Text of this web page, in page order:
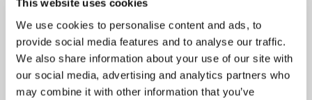
This website uses cookies
We use cookies to personalise content and ads, to
provide social media features and to analyse our traffic.
We also share information about your use of our site with
our social media, advertising and analytics partners who
may combine it with other information that you’ve
NOWOŚCI
PROMOCJE